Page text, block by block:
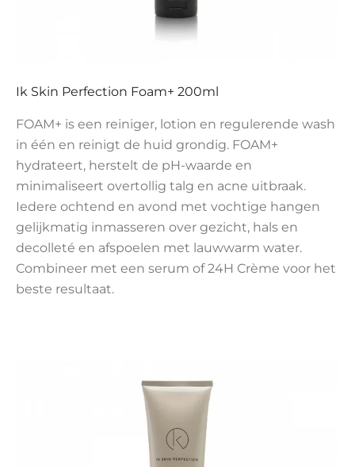
Ik Skin Perfection Foam+ 200ml
FOAM+ is een reiniger, lotion en regulerende wash
in één en reinigt de huid grondig. FOAM+
hydrateert, herstelt de pH-waarde en
minimaliseert overtollig talg en acne uitbraak.
Iedere ochtend en avond met vochtige hangen
gelijkmatig inmasseren over gezicht, hals en
decolleté en afspoelen met lauwwarm water.
Combineer met een serum of 24H Crème voor het
beste resultaat.